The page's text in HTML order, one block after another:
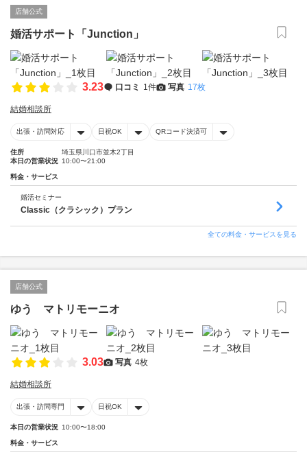
店舗公式
婚活サポート「Junction」
3.23 口コミ 1件 写真 17枚
結婚相談所
出張・訪問対応 日祝OK QRコード決済可
住所
埼玉県川口市並木2丁目
本日の営業状況 10:00〜21:00
料金・サービス
婚活セミナー
Classic（クラシック）プラン
全ての料金・サービスを見る
店舗公式
ゆう マトリモーニオ
3.03 写真 4枚
結婚相談所
出張・訪問専門 日祝OK
本日の営業状況 10:00〜18:00
料金・サービス